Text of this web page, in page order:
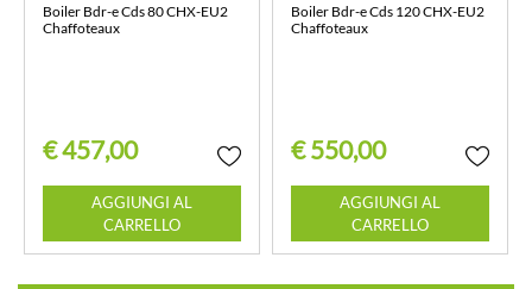
Boiler Bdr-e Cds 80 CHX-EU2
Chaffoteaux
€ 457,00
Quantità
AGGIUNGI AL
CARRELLO
Boiler Bdr-e Cds 120 CHX-EU2
Chaffoteaux
€ 550,00
Quantità
AGGIUNGI AL
CARRELLO